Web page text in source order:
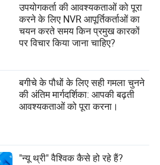
उपयोगकर्ता की आवश्यकताओं को पूरा
करने के लिए NVR आपूर्तिकर्ताओं का
चयन करते समय किन प्रमुख कारकों
पर विचार किया जाना चाहिए?
बगीचे के पौधों के लिए सही गमला चुनने
की अंतिम मार्गदर्शिका: आपकी बढ़ती
आवश्यकताओं को पूरा करना।
"न्यू थ्री" वैश्विक कैसे हो रहे हैं?